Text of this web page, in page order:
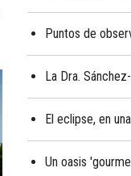
Puntos de
La Dra.
El eclipse, en
Un oasis